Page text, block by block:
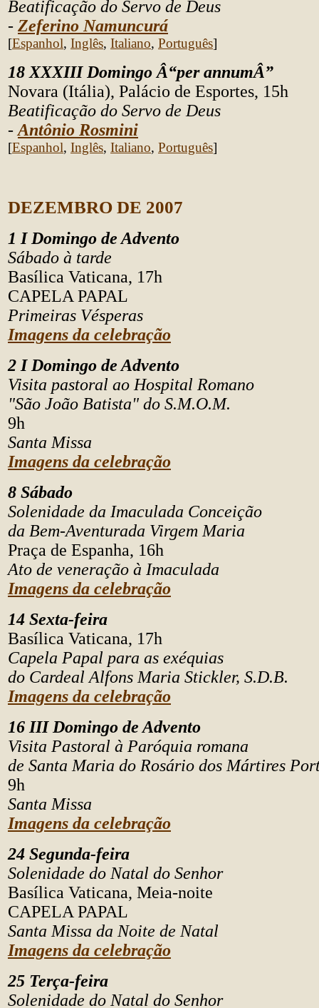
Beatificação do Servo de Deus
- Zeferino Namuncurá
[Espanhol, Inglês, Italiano, Português]
18 XXXIII Domingo Â“per annumÂ”
Novara (Itália), Palácio de Esportes, 15h
Beatificação do Servo de Deus
- Antônio Rosmini
[Espanhol, Inglês, Italiano, Português]
DEZEMBRO DE 2007
1 I Domingo de Advento
Sábado à tarde
Basílica Vaticana, 17h
CAPELA PAPAL
Primeiras Vésperas
Imagens da celebração
2 I Domingo de Advento
Visita pastoral ao Hospital Romano
"São João Batista" do S.M.O.M.
9h
Santa Missa
Imagens da celebração
8 Sábado
Solenidade da Imaculada Conceição
da Bem-Aventurada Virgem Maria
Praça de Espanha, 16h
Ato de veneração à Imaculada
Imagens da celebração
14 Sexta-feira
Basílica Vaticana, 17h
Capela Papal para as exéquias
do Cardeal Alfons Maria Stickler, S.D.B.
Imagens da celebração
16 III Domingo de Advento
Visita Pastoral à Paróquia romana
de Santa Maria do Rosário dos Mártires
9h
Santa Missa
Imagens da celebração
24 Segunda-feira
Solenidade do Natal do Senhor
Basílica Vaticana, Meia-noite
CAPELA PAPAL
Santa Missa da Noite de Natal
Imagens da celebração
25 Terça-feira
Solenidade do Natal do Senhor